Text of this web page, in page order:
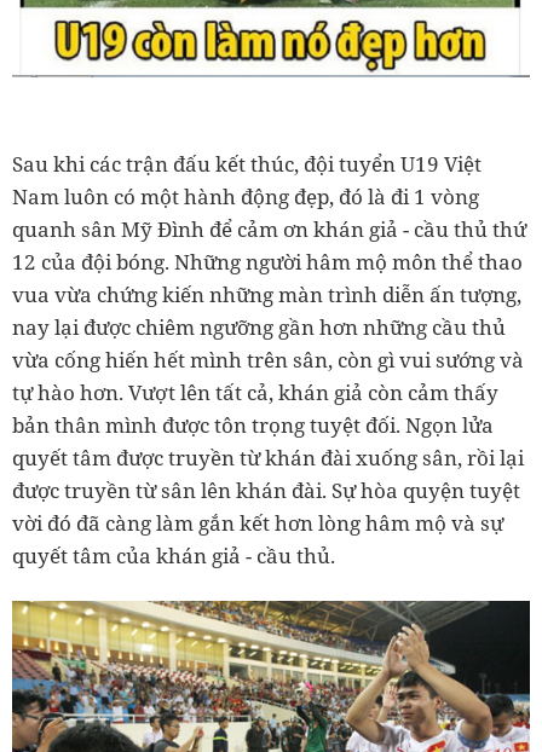
Sau khi các trận đấu kết thúc, đội tuyển U19 Việt
Nam luôn có một hành động đẹp, đó là đi 1 vòng
quanh sân Mỹ Đình để cảm ơn khán giả - cầu thủ thứ
12 của đội bóng. Những người hâm mộ môn thể thao
vua vừa chứng kiến những màn trình diễn ấn tượng,
nay lại được chiêm ngưỡng gần hơn những cầu thủ
vừa cống hiến hết mình trên sân, còn gì vui sướng và
tự hào hơn. Vượt lên tất cả, khán giả còn cảm thấy
bản thân mình được tôn trọng tuyệt đối. Ngọn lửa
quyết tâm được truyền từ khán đài xuống sân, rồi lại
được truyền từ sân lên khán đài. Sự hòa quyện tuyệt
vời đó đã càng làm gắn kết hơn lòng hâm mộ và sự
quyết tâm của khán giả - cầu thủ.